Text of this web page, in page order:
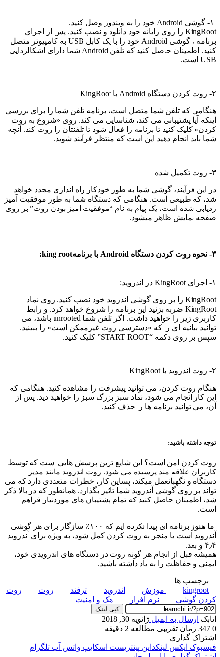
.
KingRoot را روی رایانه خود دانلود و نصب کنید.
پس از اجرای
برنامه ،
گوشی Android خود را با یک کابل USB به کامپیوتر متصل
کنید.
اطمینان حاصل کنید که تلفن Android شما دارای اشکالزدایی
USB است.
۲- روت کردن دستگاه Android با KingRoot
هنگامی که تلفن شما متصل است، برنامه تلفن شما را برای بررسی
اینکه آیا پشتیبانی می کند، شناسایی می کند. روی «شروع به روت
کردن» کلیک کنید تا برنامه را فعال شود تا تلفنتان را روت کند. آنچه
شما باید انجام دهید این است که منتظر فرآیند شوید.
۳- روت تکمیل شده
در این فرآیند، گوشی شما به طور خودکار راه اندازی مجدد خواهد
شد، که طبیعی است. هنگامی که دستگاه شما به طور موفقیت آمیز
ردیابی شده است، یک پیام به نام “موفقیت امیز بودن روت” بر روی
صفحه نمایش ظاهر میشود.
۳- نحوه روت کردن دستگاه Android با برنامهking root :
۱- اجرای KingRoot در اندروید:
KingRoot را بر روی گوشی اندروید خود نصب کنید.
روی نماد
KingRoot ضربه بزنید
این برنامه را شروع خواهد کرد. و رابط
کاربری زیر را خواهید داشت.
اگر تلفن شما unrooted باشد، می
توانید بیانیه ای را که «دسترسی روت غیرممکن است» را ببینید.
سپس بر روی دکمه “START ROOT” کلیک کنید.
۲- روت اندروید با KingRoot
هنگام روت کردن، می توانید پیشرفت را مشاهده کنید. هنگامی که
این کار انجام می شود، نماد سبز بزرگ سبز را خواهید دید. پس از
آن، می توانید برنامه ها را حذف کنید.
توجه داشته باشید:
روت کردن امن است؟ این شایع ترین پرسش هایی است که توسط
کاربران علاقه مند پرسیده می شود. روت اندروید مانند مدیر
دستگاه و نگهبانعمل میکند، پساین کار، خطرات متعددی دارد که می
تواند بر روی گوشی آندروید شما تاثیر بگذارد. همانطور که در بالا ذکر
شد، اطمینان حاصل کنید که تمام پشتیبان های موردنیاز فراهم
است.
ما هنوز برنامه ای پیدا نکرده ایم که ۱۰۰٪ سازگار برای هر گوشی
آندروید است یا منجر به روت کردن کمل شود، به ویژه برای آندروید
۴٫۴ و
بعد.
همیشه قبل از انجام هر گونه روت در دستگاه های اندرویدی خود،
ایمنی و حفاظت را به یاد داشته باشید.
برچسب ها
kingroot
اموزش اندروید ترفند روت
روت
کردن گوشی
نرم افزار هک و امنیت
کپی لینک
اتابک ارسال به ایمیل ژانویه 30, 2018
0
زمان تقریبی مطالعه 2 دقیقه
اشتراک گذاری
فیسبوک ایکس لینکداین پینتریست اسکایپ واتس آپ تلگرام